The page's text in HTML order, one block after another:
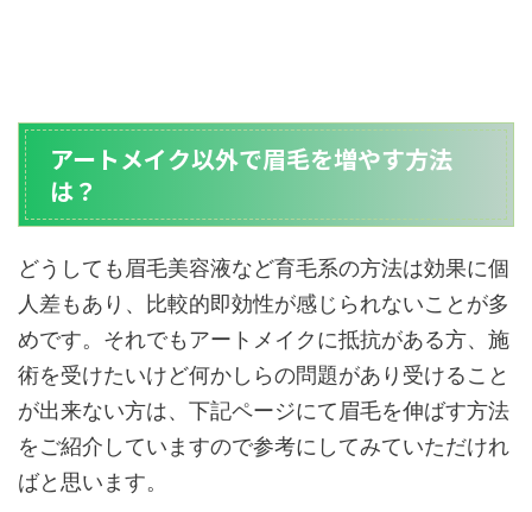
アートメイク以外で眉毛を増やす方法
は？
どうしても眉毛美容液など育毛系の方法は効果に個
人差もあり、比較的即効性が感じられないことが多
めです。それでもアートメイクに抵抗がある方、施
術を受けたいけど何かしらの問題があり受けること
が出来ない方は、下記ページにて眉毛を伸ばす方法
をご紹介していますので参考にしてみていただけれ
ばと思います。